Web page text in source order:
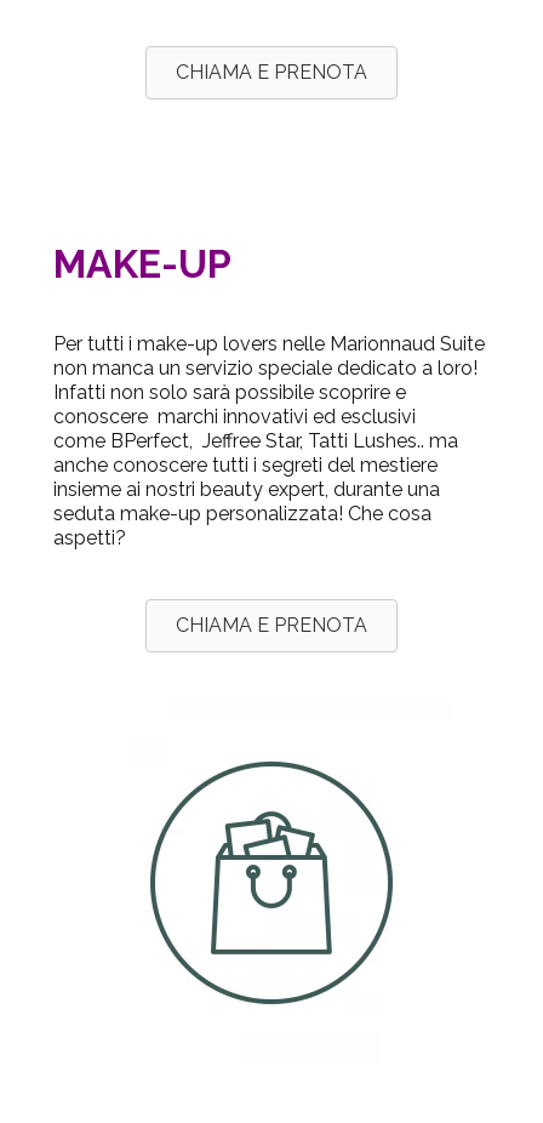
CHIAMA E PRENOTA
MAKE-UP
Per tutti i make-up lovers nelle Marionnaud Suite
non manca un servizio speciale dedicato a loro!
Infatti non solo sarà possibile scoprire e
conoscere marchi innovativi ed esclusivi
come BPerfect, Jeffree Star, Tatti Lushes.. ma
anche conoscere tutti i segreti del mestiere
insieme ai nostri beauty expert, durante una
seduta make-up personalizzata! Che cosa
aspetti?
CHIAMA E PRENOTA